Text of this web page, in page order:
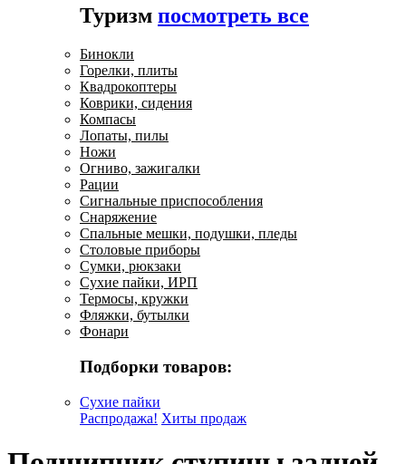
Туризм посмотреть все
Бинокли
Горелки, плиты
Квадрокоптеры
Коврики, сидения
Компасы
Лопаты, пилы
Ножи
Огниво, зажигалки
Рации
Сигнальные приспособления
Снаряжение
Спальные мешки, подушки, пледы
Столовые приборы
Сумки, рюкзаки
Сухие пайки, ИРП
Термосы, кружки
Фляжки, бутылки
Фонари
Подборки товаров:
Сухие пайки
Распродажа! Хиты продаж